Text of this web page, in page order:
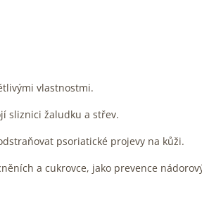
vlastnostmi.
sliznici žaludku a střev.
psoriatické projevy na kůži.
a cukrovce, jako prevence